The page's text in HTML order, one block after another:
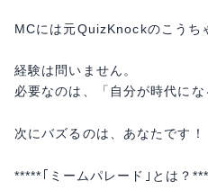
MCには元QuizKnockのこうち
経験は問いません。
必要なのは、「自分が時代にな
次にバズるのは、あなたです！
*****｢ミームパレード｣とは？